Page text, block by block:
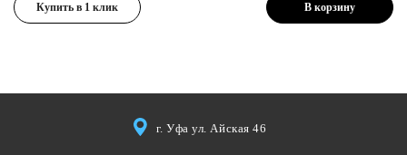
Купить в 1 клик В корзину
г. Уфа ул. Айская 46